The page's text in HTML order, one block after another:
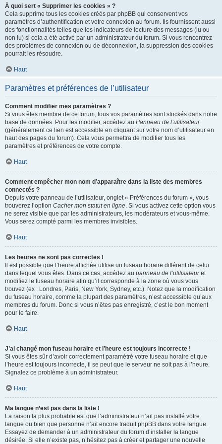
À quoi sert « Supprimer les cookies » ?
Cela supprime tous les cookies créés par phpBB qui conservent vos
paramètres d’authentification et votre connexion au forum. Ils fournissent aussi
des fonctionnalités telles que les indicateurs de lecture des messages (lu ou
non lu) si cela a été activé par un administrateur du forum. Si vous rencontrez
des problèmes de connexion ou de déconnexion, la suppression des cookies
pourrait les résoudre.
Haut
Paramètres et préférences de l’utilisateur
Comment modifier mes paramètres ?
Si vous êtes membre de ce forum, tous vos paramètres sont stockés dans notre
base de données. Pour les modifier, accédez au Panneau de l’utilisateur
(généralement ce lien est accessible en cliquant sur votre nom d’utilisateur en
haut des pages du forum). Cela vous permettra de modifier tous les
paramètres et préférences de votre compte.
Haut
Comment empêcher mon nom d’apparaître dans la liste des membres
connectés ?
Depuis votre panneau de l’utilisateur, onglet « Préférences du forum », vous
trouverez l’option Cacher mon statut en ligne. Si vous activez cette option vous
ne serez visible que par les administrateurs, les modérateurs et vous-même.
Vous serez compté parmi les membres invisibles.
Haut
Les heures ne sont pas correctes !
Il est possible que l’heure affichée utilise un fuseau horaire différent de celui
dans lequel vous êtes. Dans ce cas, accédez au panneau de l’utilisateuret
modifiez le fuseau horaire afin qu’il corresponde à la zone où vous vous
trouvez (ex : Londres, Paris, New York, Sydney, etc.). Notez que la modification
du fuseau horaire, comme la plupart des paramètres, n’est accessible qu’aux
membres du forum. Donc si vous n’êtes pas enregistré, c’est le bon moment
pour le faire.
Haut
J’ai changé mon fuseau horaire et l’heure est toujours incorrecte !
Si vous êtes sûr d’avoir correctement paramétré votre fuseau horaire et que
l’heure est toujours incorrecte, il se peut que le serveur ne soit pas à l’heure.
Signalez ce problème à un administrateur.
Haut
Ma langue n’est pas dans la liste !
La raison la plus probable est que l’administrateur n’ait pas installé votre
langue ou bien que personne n’ait encore traduit phpBB dans votre langue.
Essayez de demander à un administrateur du forum d’installer la langue
désirée. Si elle n’existe pas, n’hésitez pas à créer et partager une nouvelle